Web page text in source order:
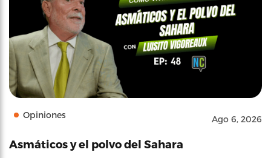
Opiniones Ago 6, 2026
Asmáticos y el polvo del Sahara